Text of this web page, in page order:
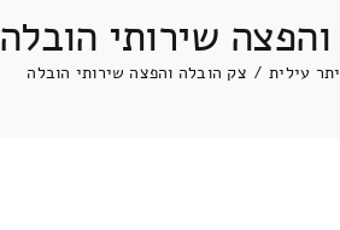
שירותי הובלה
עילית / צק הובלה והפצה שירותי הובלה